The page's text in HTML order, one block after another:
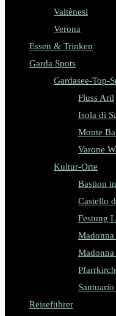
Valtènesi
Verona
Essen & Trinken
Garda Spots
Gardasee-Top-
Fluss Aril
Isola di
Monte
Varone
Kultur-Orte
Bastion
Castello
Festung
Reiseführer